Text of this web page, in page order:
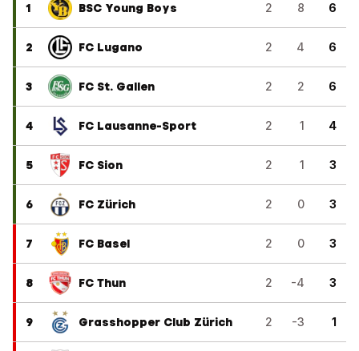
1 BSC Young Boys 2 8 6
2 FC Lugano 2 4 6
3 FC St. Gallen 2 2 6
4 FC Lausanne-Sport 2 1 4
5 FC Sion 2 1 3
6 FC Zürich 2 0 3
7 FC Basel 2 0 3
8 FC Thun 2 -4 3
9 Grasshopper Club Zürich 2 -3 1